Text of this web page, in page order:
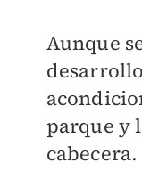
Aunque
parque y
cabecera.